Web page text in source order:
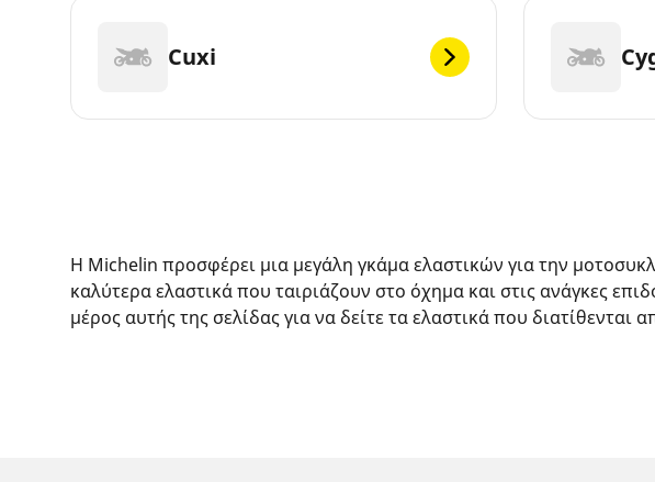
Cuxi
Η Michelin προσφέρει μια μεγάλη γκάμα ελαστικών για την
καλύτερα ελαστικά που ταιριάζουν στο όχημα και στις ανάγκες
μέρος αυτής της σελίδας για να δείτε τα ελαστικά που διατίθενται